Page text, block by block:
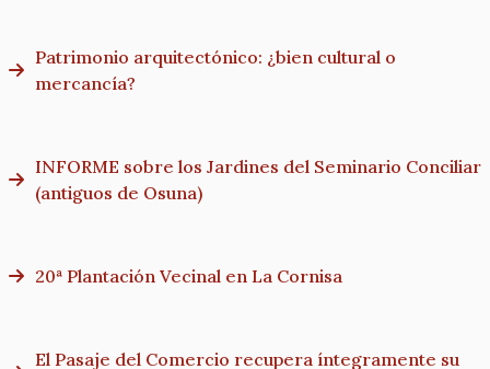
Patrimonio arquitectónico: ¿bien cultural o
mercancía?
INFORME sobre los Jardines del Seminario Conciliar
(antiguos de Osuna)
20ª Plantación Vecinal en La Cornisa
El Pasaje del Comercio recupera íntegramente su